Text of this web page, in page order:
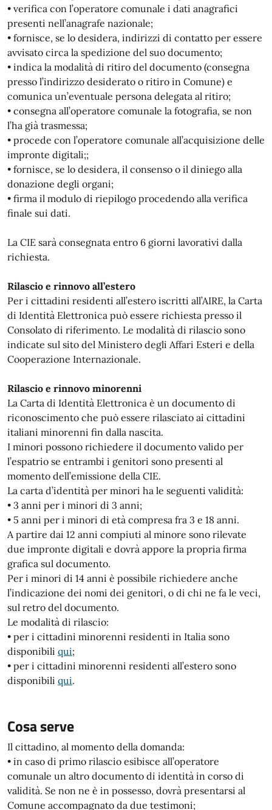
• verifica con l’operatore comunale i dati anagrafici
presenti nell’anagrafe nazionale;
• fornisce, se lo desidera, indirizzi di contatto per essere
avvisato circa la spedizione del suo documento;
• indica la modalità di ritiro del documento (consegna
presso l’indirizzo desiderato o ritiro in Comune) e
comunica un’eventuale persona delegata al ritiro;
• consegna all’operatore comunale la fotografia, se non
l’ha già trasmessa;
• procede con l’operatore comunale all’acquisizione delle
impronte digitali;;
• fornisce, se lo desidera, il consenso o il diniego alla
donazione degli organi;
• firma il modulo di riepilogo procedendo alla verifica
finale sui dati.
La CIE sarà consegnata entro 6 giorni lavorativi dalla
richiesta.
Rilascio e rinnovo all’estero
Per i cittadini residenti all’estero iscritti all’AIRE, la Carta
di Identità Elettronica può essere richiesta presso il
Consolato di riferimento. Le modalità di rilascio sono
indicate sul sito del Ministero degli Affari Esteri e della
Cooperazione Internazionale.
Rilascio e rinnovo minorenni
La Carta di Identità Elettronica è un documento di
riconoscimento che può essere rilasciato ai cittadini
italiani minorenni fin dalla nascita.
I minori possono richiedere il documento valido per
l’espatrio se entrambi i genitori sono presenti al
momento dell’emissione della CIE.
La carta d’identità per minori ha le seguenti validità:
• 3 anni per i minori di 3 anni;
• 5 anni per i minori di età compresa fra 3 e 18 anni.
A partire dai 12 anni compiuti al minore sono rilevate
due impronte digitali e dovrà appore la propria firma
grafica sul documento.
Per i minori di 14 anni è possibile richiedere anche
l’indicazione dei nomi dei genitori, o di chi ne fa le veci,
sul retro del documento.
Le modalità di rilascio:
• per i cittadini minorenni residenti in Italia sono
disponibili qui;
• per i cittadini minorenni residenti all’estero sono
disponibili qui.
Cosa serve
Il cittadino, al momento della domanda:
• in caso di primo rilascio esibisce all’operatore
comunale un altro documento di identità in corso di
validità. Se non ne è in possesso, dovrà presentarsi al
Comune accompagnato da due testimoni;